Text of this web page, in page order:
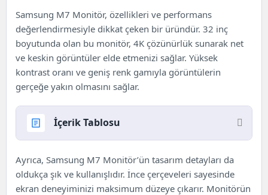
Samsung M7 Monitör, özellikleri ve performans
değerlendirmesiyle dikkat çeken bir üründür. 32 inç
boyutunda olan bu monitör, 4K çözünürlük sunarak net
ve keskin görüntüler elde etmenizi sağlar. Yüksek
kontrast oranı ve geniş renk gamıyla görüntülerin
gerçeğe yakın olmasını sağlar.
İçerik Tablosu
Samsung M7 Monitör İncelemesi
Samsung M7 Monitör İncelemesi: Bağlantı
Seçenekleri ve Kablosuz Teknolojiler
Ayrıca, Samsung M7 Monitör’ün tasarım detayları da
oldukça şık ve kullanışlıdır. İnce çerçeveleri sayesinde
ekran deneyiminizi maksimum düzeye çıkarır. Monitörün